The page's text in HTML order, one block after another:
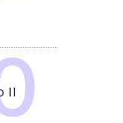
II